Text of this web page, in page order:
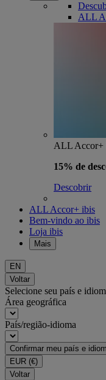
ALL
ALL Accor+
15% de
Descobrir
ALL Accor+ ibis
Bem-vindo ao ibis
Loja ibis
Mais
EN
Voltar
Selecione seu país e
Área geográfica
País/região-idioma
Confirmar meu país e
EUR (€)
Voltar